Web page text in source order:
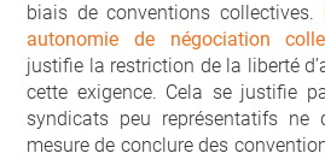
biais de conventions collectives.
autonomie de négociation
justifie la restriction de la liberté
cette exigence. Cela se justifie
syndicats peu représentatifs ne
mesure de conclure des